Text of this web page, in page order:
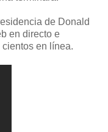
de Donald
en directo e
en línea.